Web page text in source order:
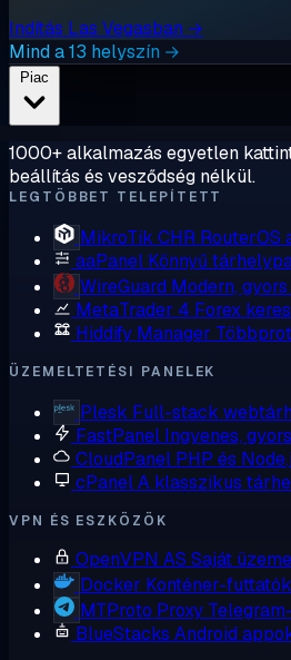
Indítás Las Vegasban →
Mind a 13 helyszín →
1000+ alkalmazás egyetlen
beállítás és vesződség nélkül.
LEGTÖBBET TELEPÍTETT
MikroTik CHR RouterOS
aaPanel Könnyű
WireGuard Modern,
MetaTrader 4 Forex
Hiddify Manager
ÜZEMELTETÉSI PANELEK
Plesk Full-stack
FastPanel Ingyenes,
CloudPanel PHP és
cPanelA klasszikus
VPN ÉS ESZKÖZÖK
OpenVPN AS Saját
Docker Konténer-
MTProto Proxy
BlueStacks Android